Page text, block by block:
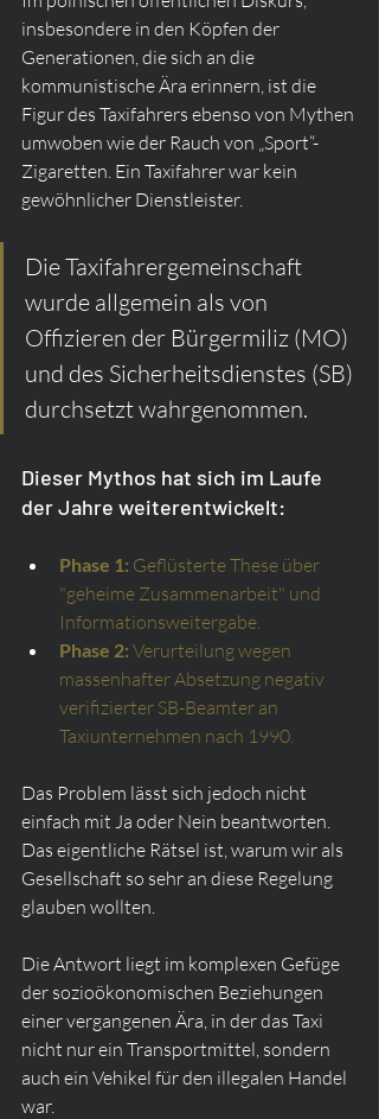
insbesondere in den Köpfen der
Generationen, die sich an die
kommunistische Ära erinnern, ist die
Figur des Taxifahrers ebenso von Mythen
umwoben wie der Rauch von „Sport“-
Zigaretten. Ein Taxifahrer war kein
gewöhnlicher Dienstleister.
Die Taxifahrergemeinschaft
wurde allgemein als von
Offizieren der Bürgermiliz (MO)
und des Sicherheitsdienstes (SB)
durchsetzt wahrgenommen.
Dieser Mythos hat sich im Laufe
der Jahre weiterentwickelt:
Phase 1: Geflüsterte These über
"geheime Zusammenarbeit" und
Informationsweitergabe.
Phase 2: Verurteilung wegen
massenhafter Absetzung negativ
verifizierter SB-Beamter an
Taxiunternehmen nach 1990.
Das Problem lässt sich jedoch nicht
einfach mit Ja oder Nein beantworten.
Das eigentliche Rätsel ist, warum wir als
Gesellschaft so sehr an diese Regelung
glauben wollten.
Die Antwort liegt im komplexen Gefüge
der sozioökonomischen Beziehungen
einer vergangenen Ära, in der das Taxi
nicht nur ein Transportmittel, sondern
auch ein Vehikel für den illegalen Handel
war.